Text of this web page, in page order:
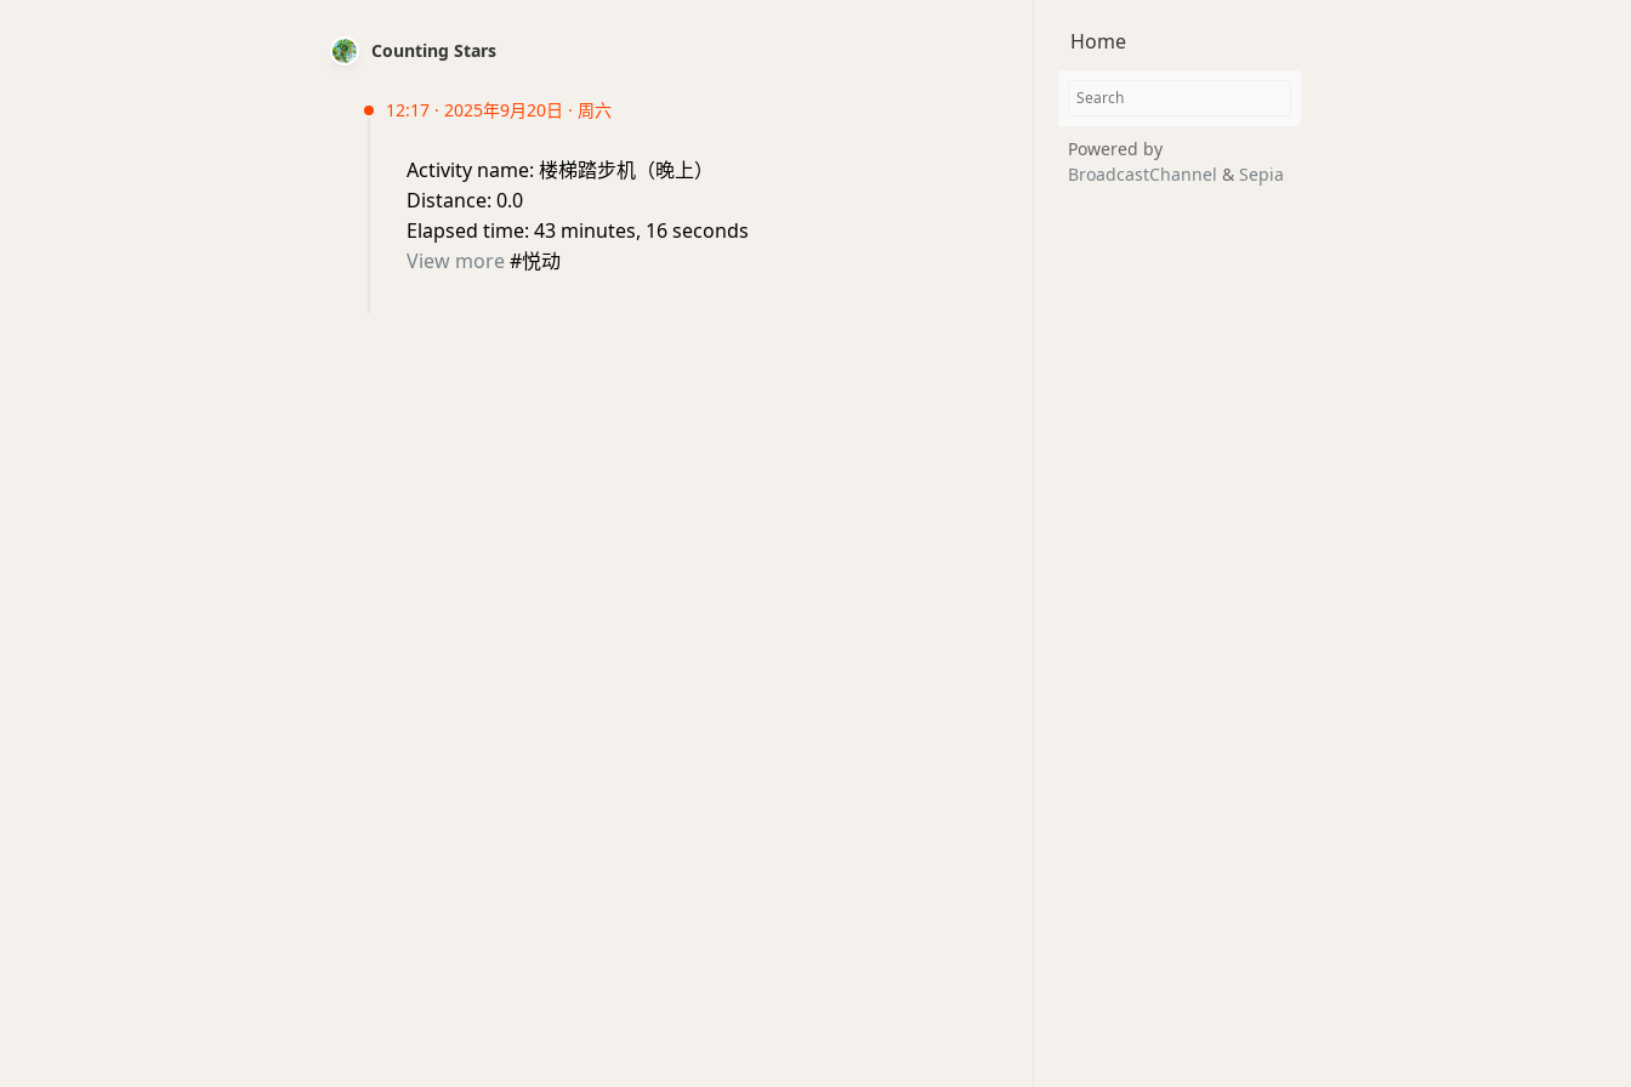
Counting Stars
12:17 · 2025年9月20日 · 周六
Activity name: 楼梯踏步机（晚上）
Distance: 0.0
Elapsed time: 43 minutes, 16 seconds
View more#悦动
Home
Powered by
BroadcastChannel & Sepia